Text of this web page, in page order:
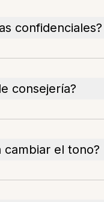
confidenciales?
consejería?
cambiar el tono?